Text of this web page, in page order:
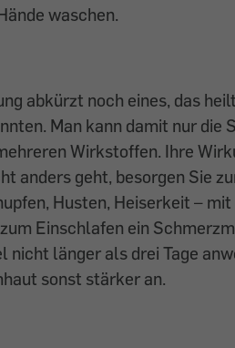
waschen.
abkürzt noch eines, das
Man kann damit nur die
Wirkstoffen. Ihre
anders geht, besorgen Sie
Husten, Heiserkeit – mit
Einschlafen ein
länger als drei Tage
sonst stärker an.